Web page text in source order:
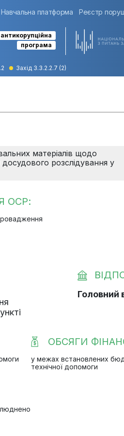
Навчальна платформа Реєстр
програма
Захід 3.3.2.2.7 (2)
матеріалів щодо
розслідування у
ОСР:
Головний
ОБСЯГИ
у межах встановлених
технічної допомоги